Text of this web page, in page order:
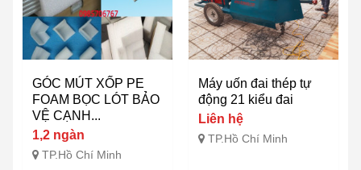
GÓC MÚT XỐP PE
FOAM BỌC LÓT BẢO
VỆ CẠNH...
1,2 ngàn
TP.Hồ Chí Minh
Máy uốn đai thép tự
động 21 kiểu đai
Liên hệ
TP.Hồ Chí Minh